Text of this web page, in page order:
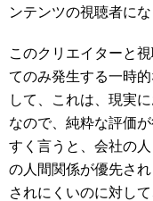
ンテンツの視聴者に
このクリエイターと
てのみ発生する一時
して、これは、現実
なので、純粋な評価
すく言うと、会社の
の人間関係が優先さ
されにくいのに対し